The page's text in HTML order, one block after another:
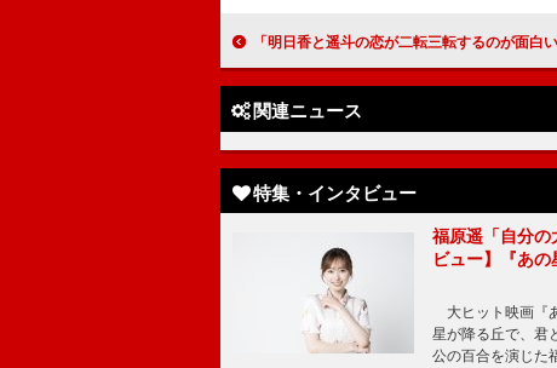
「明日香と遥斗の恋が二転三転するのが面白いところです」 ドラマ「366日」狩野雄太プロデューサーが語る“今後の見どころ”【
関連ニュース
特集・インタビュー
福原遥「自分の
ビュー】『あの
大ヒット映画『
星が降る丘で、君
公の百合を演じた